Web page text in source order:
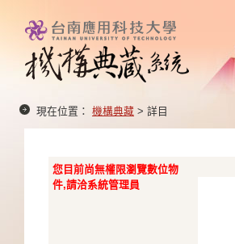
現在位置： 機構典藏 > 詳目
您目前尚無權限瀏覽數位物
件,請洽系統管理員